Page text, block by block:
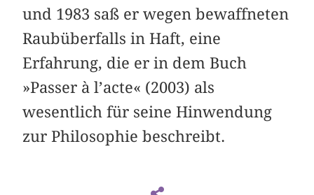
und 1983 saß er wegen bewaffneten
Raubüberfalls in Haft, eine
Erfahrung, die er in dem Buch
»Passer à l’acte« (2003) als
wesentlich für seine Hinwendung
zur Philosophie beschreibt.